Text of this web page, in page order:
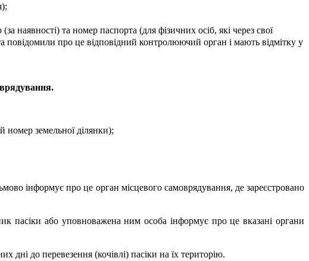
наявності) та номер паспорта (для фізичних осіб, які через свої
повідомили про це відповідний контролюючий орган і мають відмітку у
номер земельної ділянки);
інформує про це орган місцевого самоврядування, де зареєстровано
пасіки або уповноважена ним особа інформує про це вказані органи
дні до перевезення (кочівлі) пасіки на їх територію.